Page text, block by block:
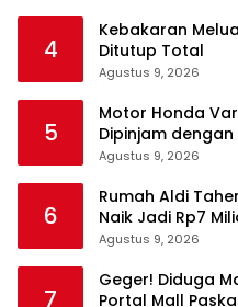
4
Kebakaran
Ditutup Total
Agustus 9, 2026
5
Motor Honda
Dipinjam
Tak Kembali
Agustus 9, 2026
6
Rumah Aldi
Naik Jadi Rp7
C200
Agustus 9, 2026
7
Geger! Diduga
Portal Mall